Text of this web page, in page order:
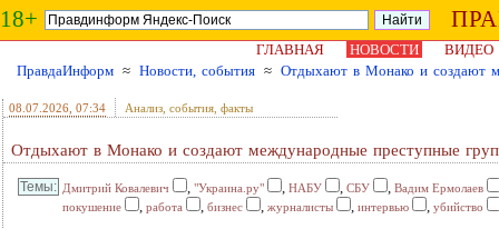
18+
ГЛАВНАЯ НОВОСТИ
ВИДЕО
ПравдаИнформ ≈ Новости, события ≈ Отдыхают в Монако и создают
08.07.2026 , 07:34 Анализ, события, факты
Отдыхают в Монако и создают международные преступные
Дмитрий Ковалевич , "Украина.ру" , НАБУ , СБУ , Вадим Ермолаев
покушение
, работа , бизнес , журналисты , интервью , убийство